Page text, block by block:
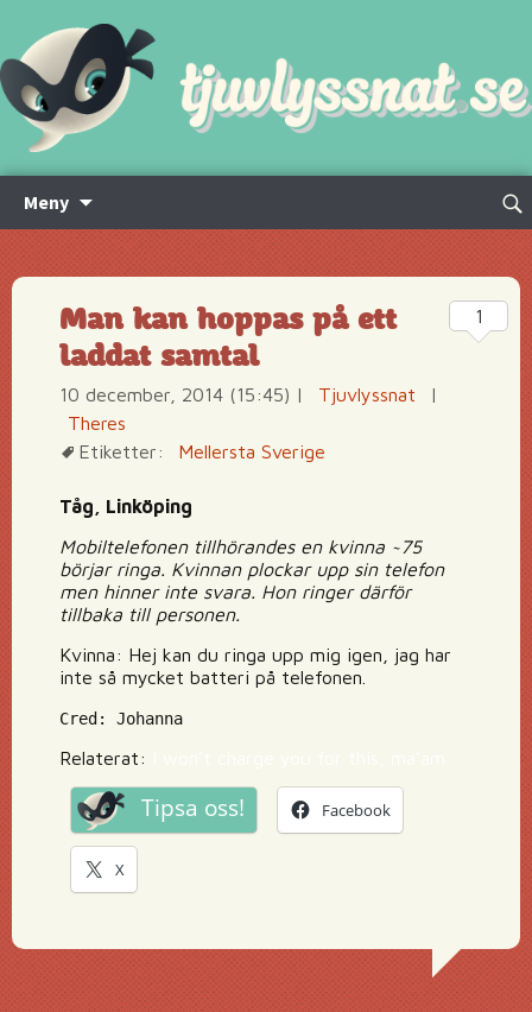
Meny
innehåll
Sök
Man kan hoppas på ett
laddat samtal
10 december, 2014 (15:45) | Tjuvlyssnat
|
Theres
Etiketter:
Mellersta Sverige
Tåg, Linköping
Mobiltelefonen tillhörandes en kvinna ~75
börjar ringa. Kvinnan plockar upp sin telefon
men hinner inte svara. Hon ringer därför
tillbaka till personen.
Kvinna: Hej kan du ringa upp mig igen, jag har
inte så mycket batteri på telefonen.
Cred: Johanna
Relaterat:
Tipsa oss! Facebook
X
1